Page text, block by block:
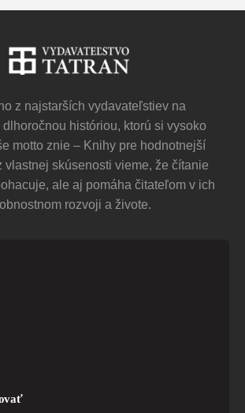
z najstarších vydavateľstiev na
históriou, ktorú si vysoko
motto znie – Knihy pre hodnotnejší
vlastnej skúsenosti vieme, že čítanie
ale aj pomáha čitateľom v ich
rozvoji a živote.